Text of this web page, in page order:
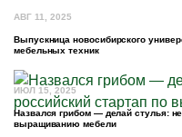
АВГ 11, 2025
Выпускница новосибирского
мебельных техник
ИЮЛ 15, 2025
Назвался грибом — делай стулья:
выращиванию мебели